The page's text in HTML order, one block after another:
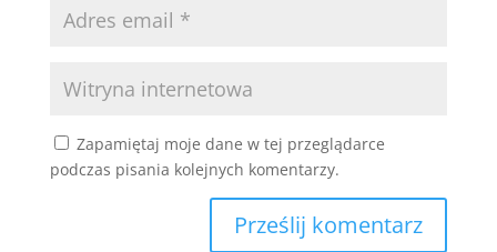
Zapamiętaj moje dane w tej przeglądarce
podczas pisania kolejnych komentarzy.